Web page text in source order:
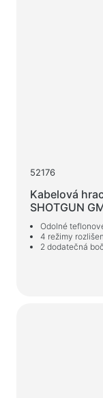
52176
Kabelová
SHOTGUN
Odolné
4 režimy
2 dodatečná